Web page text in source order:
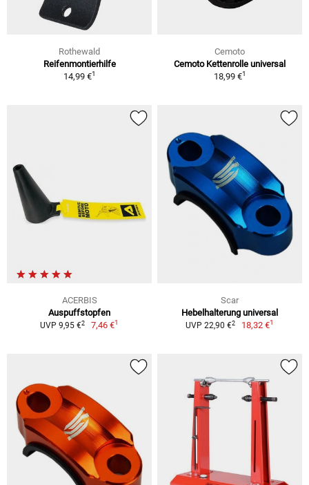
Rothewald
Reifenmontierhilfe
14,99 €1
Cemoto
Cemoto Kettenrolle universal
18,99 €1
ACERBIS
Auspuffstopfen
UVP 9,95 €2 7,46 €1
Scar
Hebelhalterung universal
UVP 22,90 €2 18,32 €1